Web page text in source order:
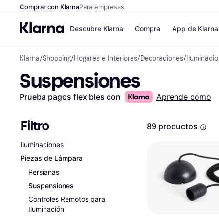
Comprar con KlarnaPara empresas
Descubre Klarna
Formas de pago
Paga en 3 plazos
Paga en 30 días
Klarna en Apple
Compra
Tiendas
Zalando Prive
Zara
App de Klarna
Klarna/Shopping/Hogares e Interiores/Decoraciones/
Suspensiones
Prueba pagos flexibles con Aprende cómo
Filtro
Iluminaciones
Piezas de Lámpara
Persianas
Suspensiones
Controles Remotos para
Iluminación
89 productos